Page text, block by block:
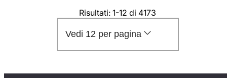
Risultati: 1-12 di 4173
Vedi 12 per pagina